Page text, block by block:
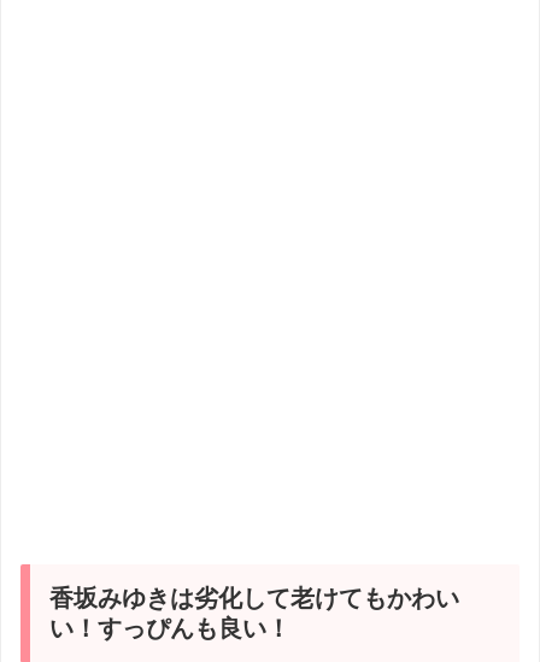
香坂みゆきは劣化して老けてもかわい
い！すっぴんも良い！